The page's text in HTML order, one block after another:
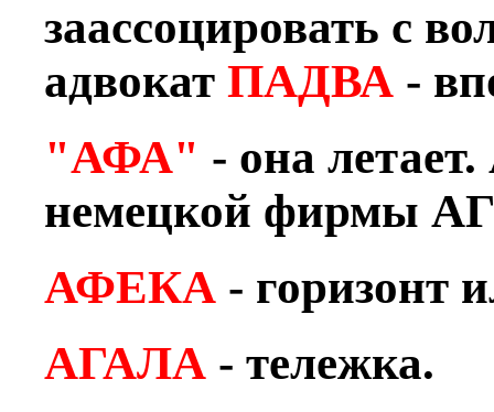
заассоцировать с
адвокат ПАДВА -
"АФА" - она
немецкой фирмы
АФЕКА - горизонт
АГАЛА - тележка.